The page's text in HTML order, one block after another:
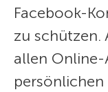
Facebook-
zu schützen.
allen
persönlichen